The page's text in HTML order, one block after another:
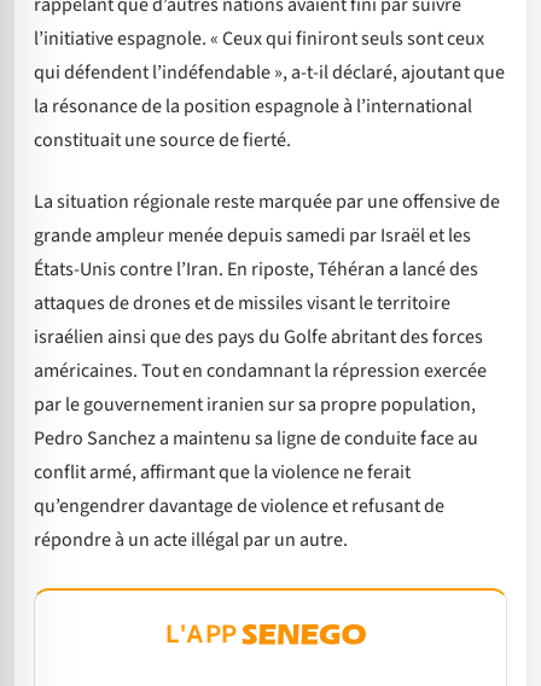
l’initiative espagnole. « Ceux qui finiront seuls sont ceux
qui défendent l’indéfendable », a-t-il déclaré, ajoutant que
la résonance de la position espagnole à l’international
constituait une source de fierté.
La situation régionale reste marquée par une offensive de
grande ampleur menée depuis samedi par Israël et les
États-Unis contre l’Iran. En riposte, Téhéran a lancé des
attaques de drones et de missiles visant le territoire
israélien ainsi que des pays du Golfe abritant des forces
américaines. Tout en condamnant la répression exercée
par le gouvernement iranien sur sa propre population,
Pedro Sanchez a maintenu sa ligne de conduite face au
conflit armé, affirmant que la violence ne ferait
qu’engendrer davantage de violence et refusant de
répondre à un acte illégal par un autre.
L'APP